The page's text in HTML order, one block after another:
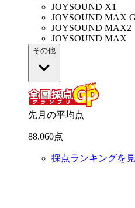
JOYSOUND X1
JOYSOUND MAX
JOYSOUND MAX2
JOYSOUND MAX
その他
先月の平均点
88.060点
採点ランキングを